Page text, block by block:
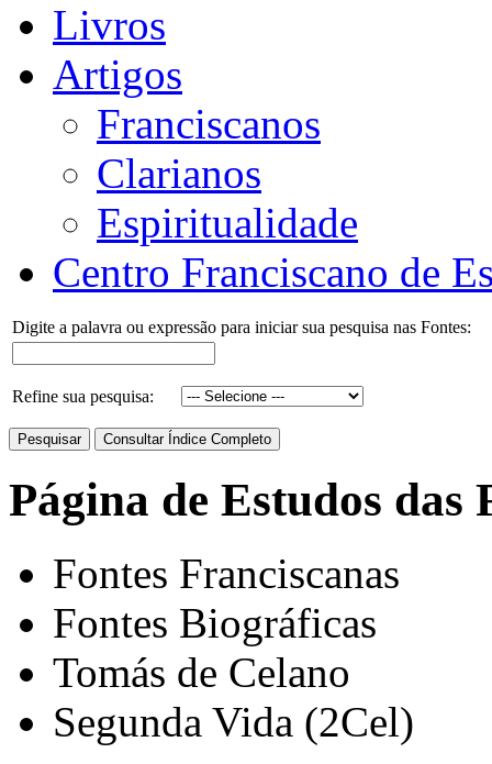
Livros
Artigos
Franciscanos
Clarianos
Espiritualidade
Centro Franciscano de
Digite a palavra ou expressão para iniciar sua pesquisa nas Fontes:
Refine sua pesquisa:
Página de Estudos das
Fontes Franciscanas
Fontes Biográficas
Tomás de Celano
Segunda Vida (2Cel)